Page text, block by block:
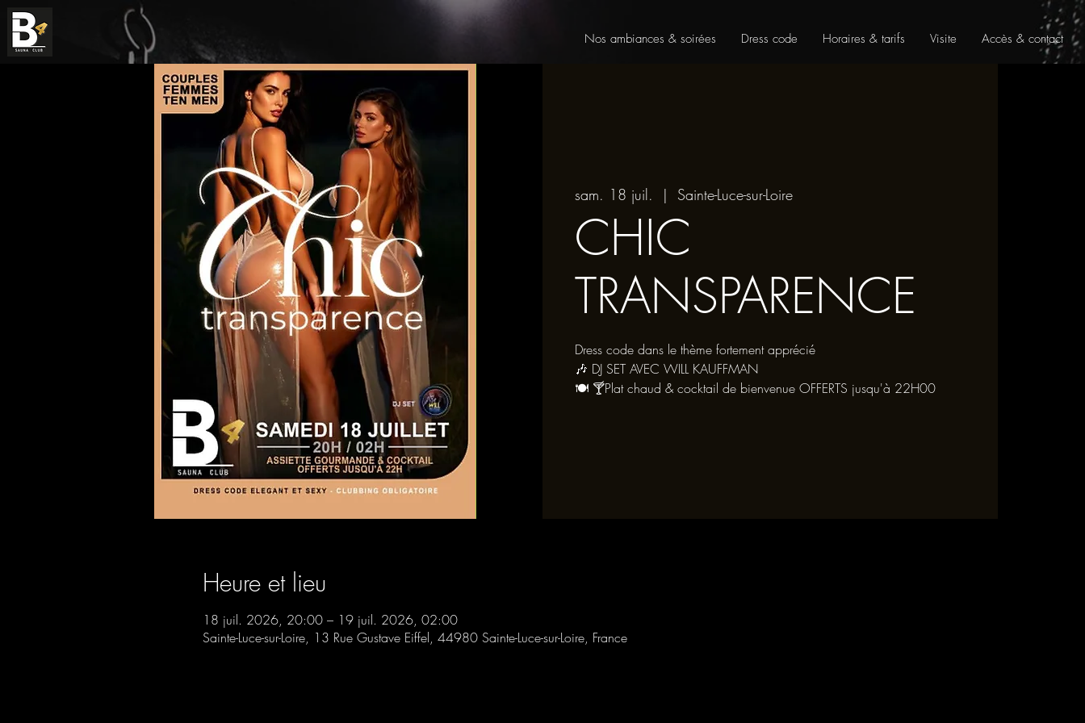
Nos ambiances & soirées Dress code Horaires & tarifs Visite Accès & contact
sam. 18 juil.
  |
Sainte-Luce-sur-Loire
CHIC
TRANSPARENCE
Dress code dans le thème fortement apprécié
🎶 DJ SET AVEC WILL KAUFFMAN
🍽 🍸Plat chaud & cocktail de bienvenue OFFERTS jusqu'à 22H00
Heure et lieu
18 juil. 2026, 20:00 – 19 juil. 2026, 02:00
Sainte-Luce-sur-Loire, 13 Rue Gustave Eiffel, 44980 Sainte-Luce-sur-Loire, France